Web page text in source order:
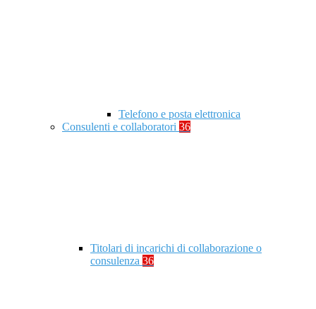
Telefono e posta elettronica
Consulenti e collaboratori 36
Titolari di incarichi di collaborazione o
consulenza 36